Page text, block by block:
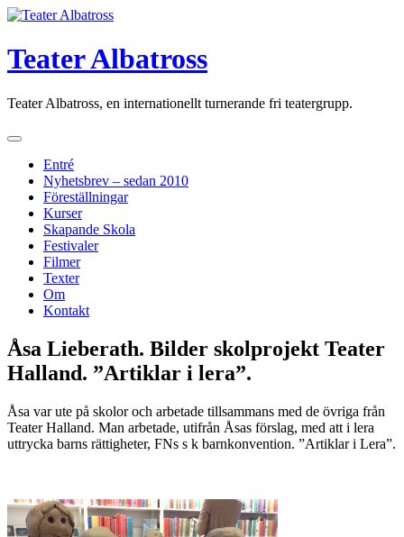
Skip
content
Teater Albatross
Teater Albatross, en internationellt turnerande fri teatergrupp.
Entré
Nyhetsbrev – sedan 2010
Föreställningar
Kurser
Skapande Skola
Festivaler
Filmer
Texter
Om
Kontakt
Åsa Lieberath. Bilder skolprojekt Teater
Halland. ”Artiklar i lera”.
Åsa var ute på skolor och arbetade tillsammans med de övriga från
Teater Halland. Man arbetade, utifrån Åsas förslag, med att i lera
uttrycka barns rättigheter, FNs s k barnkonvention. ”Artiklar i Lera”.